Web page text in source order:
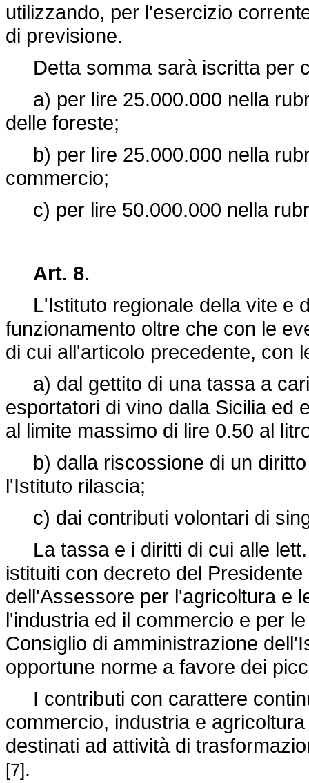
utilizzando, per l'esercizio
di previsione.
Detta somma sarà iscritta per
a) per lire 25.000.000 nella
delle foreste;
b) per lire 25.000.000 nella
commercio;
c) per lire 50.000.000 nella
Art. 8.
L'Istituto regionale della vite e
funzionamento oltre che con le
di cui all'articolo precedente, con
a) dal gettito di una tassa a
esportatori di vino dalla Sicilia ed
al limite massimo di lire 0.50 al
b) dalla riscossione di un diritto
l'Istituto rilascia;
c) dai contributi volontari di
La tassa e i diritti di cui alle
istituiti con decreto del
dell'Assessore per l'agricoltura e
l'industria ed il commercio e per
Consiglio di amministrazione
opportune norme a favore dei
I contributi con carattere
commercio, industria e
destinati ad attività di
[7].